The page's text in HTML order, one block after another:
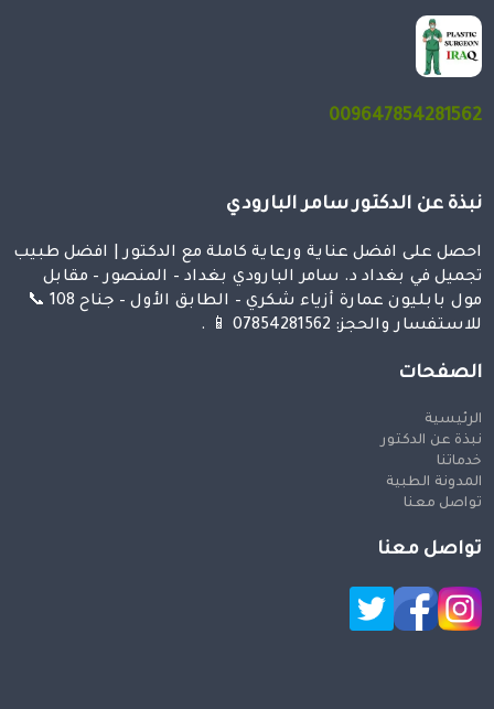
009647854281562
نبذة عن الدكتور سامر البارودي
احصل على افضل عناية ورعاية كاملة مع الدكتور | افضل طبيب
تجميل في بغداد د. سامر البارودي بغداد – المنصور – مقابل
مول بابليون عمارة أزياء شكري – الطابق الأول – جناح 108 📞
للاستفسار والحجز: 07854281562 📱 .
الصفحات
الرئيسية
نبذة عن الدكتور
خدماتنا
المدونة الطبية
تواصل معنا
تواصل معنا